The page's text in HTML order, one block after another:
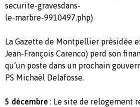
securite-gravesdans-
le-marbre-9910497.php)
La Gazette de Montpellier présidée
Jean-François Carenco) perd son
qu’un poste dans un prochain
PS Michaël Delafosse.
5 décembre : Le site de relogement